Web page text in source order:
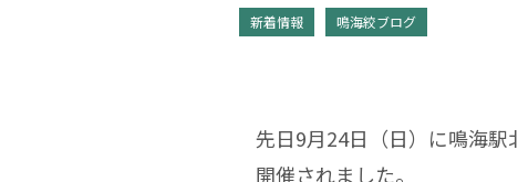
新着情報 鳴海絞ブログ
先日9月24日（日）に鳴海
開催されました。